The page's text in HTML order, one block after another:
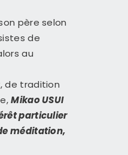
père selon
de
au
de tradition
Mikao USUI
particulier
méditation,